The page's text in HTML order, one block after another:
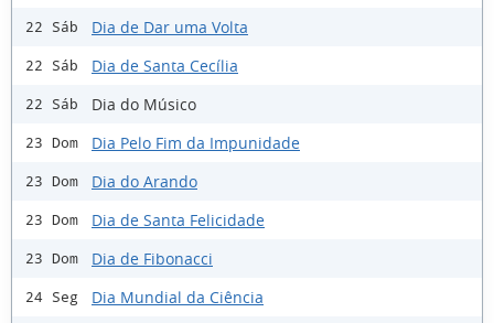
22 Sáb Dia de Dar uma Volta
22 Sáb Dia de Santa Cecília
22 Sáb Dia do Músico
23 Dom Dia Pelo Fim da Impunidade
23 Dom Dia do Arando
23 Dom Dia de Santa Felicidade
23 Dom Dia de Fibonacci
24 Seg Dia Mundial da Ciência